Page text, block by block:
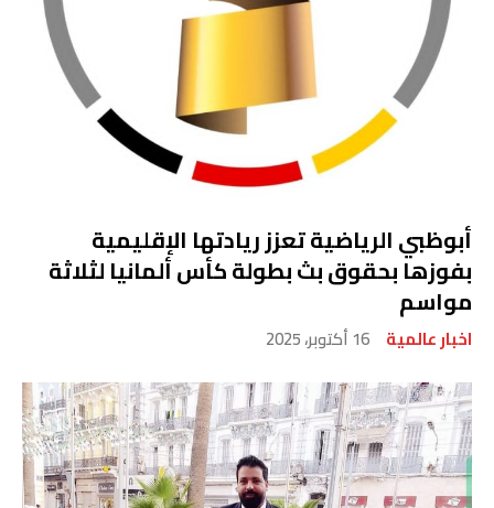
أبوظبي الرياضية تعزز ريادتها الإقليمية
بفوزها بحقوق بث بطولة كأس ألمانيا لثلاثة
مواسم
اخبار عالمية 16 أكتوبر، 2025